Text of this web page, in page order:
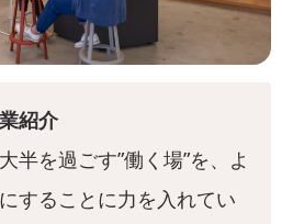
紹介
半を過ごす”働く場”を、よ
することに力を入れてい